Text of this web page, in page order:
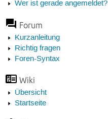
Wer ist gerade angemeldet?
Forum
Kurzanleitung
Richtig fragen
Foren-Syntax
Wiki
Übersicht
Startseite